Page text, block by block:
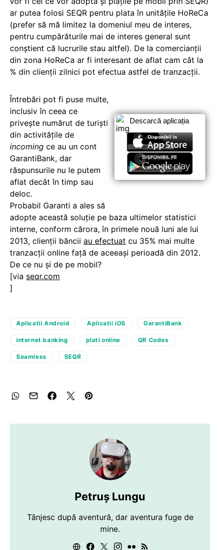
ar putea folosi SEQR pentru plata în unitățile HoReCa
(prefer să mă limitez la domeniul meu de interes,
pentru cumpărăturile mai de interes general sunt
conștient că lucrurile stau altfel). De la comercianții
din zona HoReCa ar fi interesant de aflat cam cât la
% din clienții zilnici pot efectua astfel de tranzacții.
Descarcă aplicația
Întrebări pot fi puse multe,
inclusiv în ceea ce
privește numărut de turiști
din activitățile de
incoming ce au un cont
GarantiBank, dar
răspunsurile nu le putem
aflat decât în timp sau
deloc.
Probabil Garanti a ales să
adopte această soluție pe baza ultimelor statistici
interne, conform cărora, în primele nouă luni ale lui
2013, clienții băncii au efectuat cu 35% mai multe
tranzacții online față de aceeași perioadă din 2012.
De ce nu și de pe mobil?
[via seqr.com
]
Aplicatii Android Aplicatii iOS GarantiBank
internet banking plati online QR Codes
Seamless SEQR
Petruș Lungu
Tânjesc după aventură, dar aventura fuge de
mine.